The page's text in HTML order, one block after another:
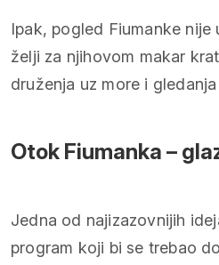
Ipak, pogled Fiumanke
želji za njihovom makar
druženja uz more i
Otok Fiumanka –
Jedna od najizazovnijih
program koji bi se trebao